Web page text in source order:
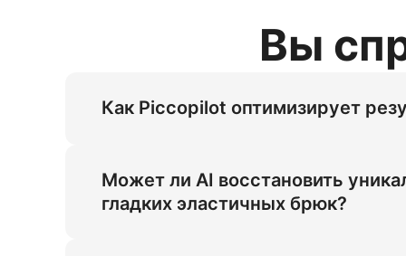
Вы
Как Piccopilot оптимизирует
латиноамериканской студийной модели
и имитацией среднего типа фигуры,
масштабируемого результата.
Может ли AI восстановить
гладких эластичных брюк?